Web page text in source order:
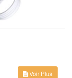
Voir Plus